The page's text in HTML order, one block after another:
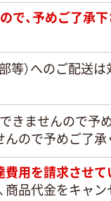
で、予めご了承
等）へのご配送
きませんので予
ので予めご了承
用を請求させて
品代金をキャ